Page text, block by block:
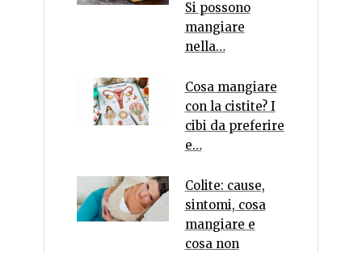
Si possono
mangiare
nella…
Cosa mangiare
con la cistite? I
cibi da preferire
e…
Colite: cause,
sintomi, cosa
mangiare e
cosa non